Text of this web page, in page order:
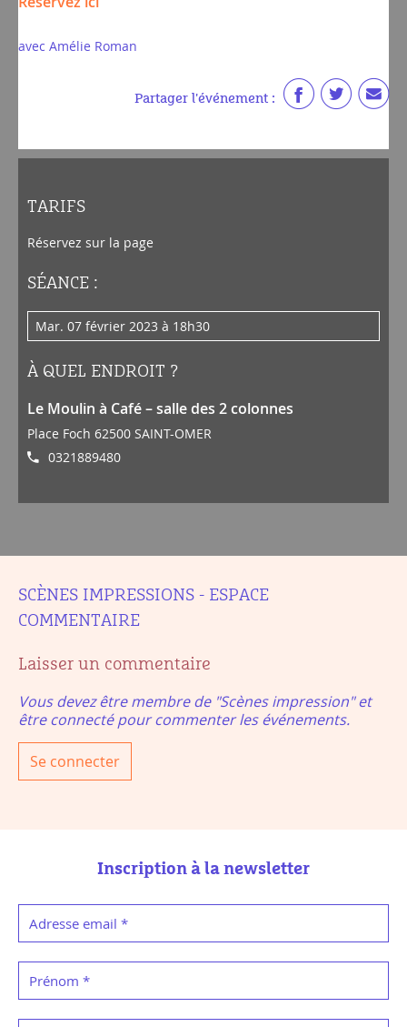
avec Amélie Roman
Partager l'événement :
TARIFS
Réservez sur la page
SÉANCE :
mar. 07 février 2023 à 18h30
À QUEL ENDROIT ?
Le Moulin à Café – salle des 2 colonnes
Place Foch 62500 SAINT-OMER
0321889480
SCÈNES IMPRESSIONS - ESPACE
COMMENTAIRE
Laisser un commentaire
Vous devez être membre de "Scènes impression" et
être connecté pour commenter les événements.
Se connecter
Inscription à la newsletter
Adresse email *
Prénom *